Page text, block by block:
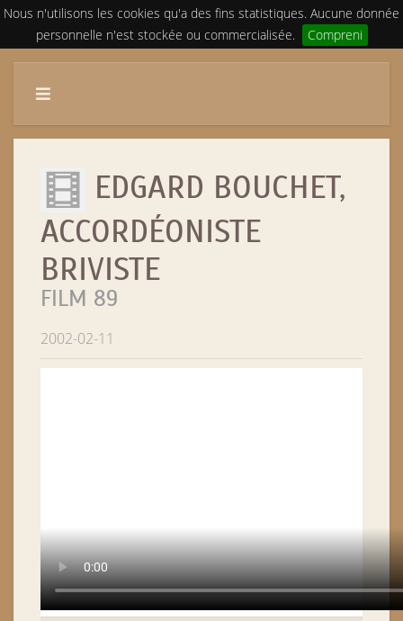
Nous n'utilisons les cookies qu'a des fins statistiques. Aucune donnée
personnelle n'est stockée ou commercialisée.
Compreni
EDGARD BOUCHET,
ACCORDÉONISTE
BRIVISTE
FILM 89
2002-02-11